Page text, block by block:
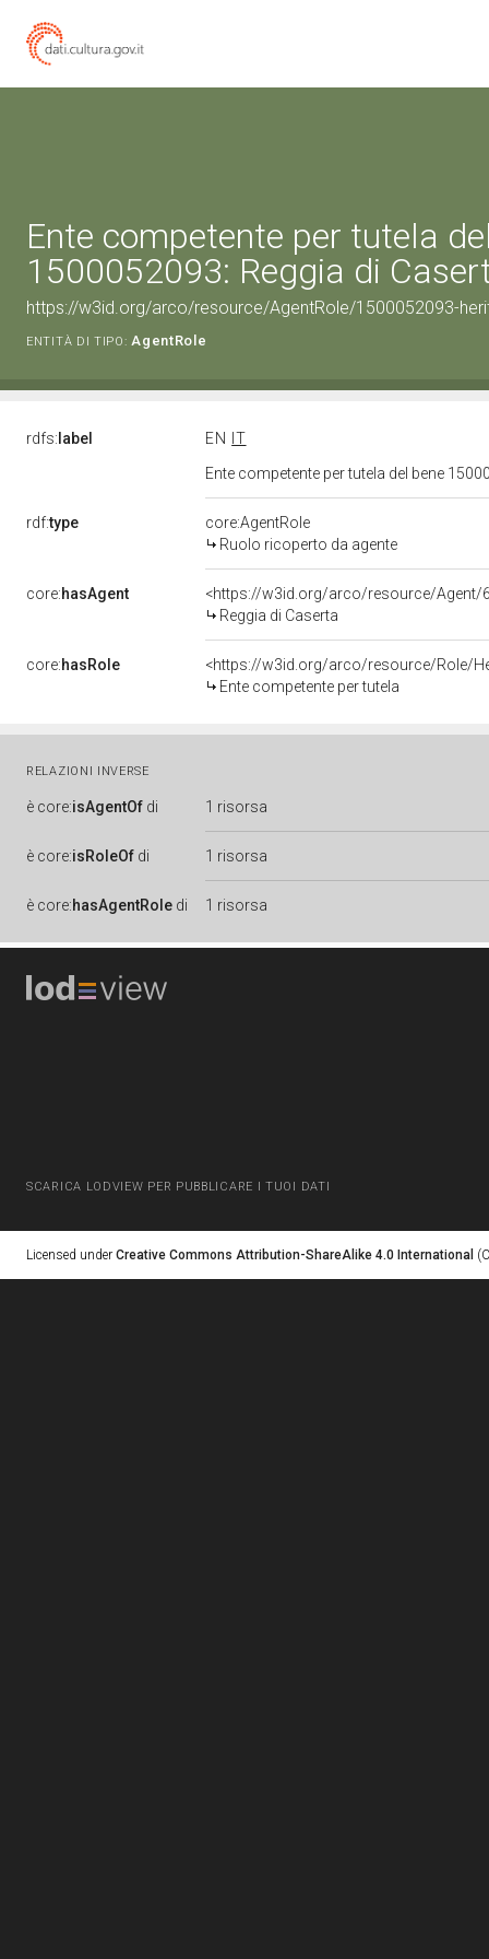
Ente competente per tutela
1500052093: Reggia di
https://w3id.org/arco/resource/AgentRole/1500052093-
ENTITÀ DI TIPO: AgentRole
rdfs: label EN
IT
Ente competente per tutela del bene
rdf:type
core:AgentRole
Ruolo ricoperto da agente
core:hasAgent
<https://w3id.org/arco/resource/Agent/
Reggia di Caserta
core:hasRole
<https://w3id.org/arco/resource/Role/
Ente competente per tutela
RELAZIONI INVERSE
è core:isAgentOf di 1 risorsa
è core:isRoleOf di 1 risorsa
è core:hasAgentRole di 1 risorsa
SCARICA LODVIEW PER PUBBLICARE I TUOI DATI
Licensed under Creative Commons Attribution-ShareAlike 4.0 International